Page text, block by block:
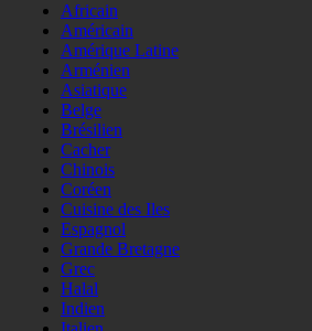
Africain
Américain
Amérique Latine
Arménien
Asiatique
Belge
Brésilien
Cacher
Chinois
Coréen
Cuisine des Iles
Espagnol
Grande Bretagne
Grec
Halal
Indien